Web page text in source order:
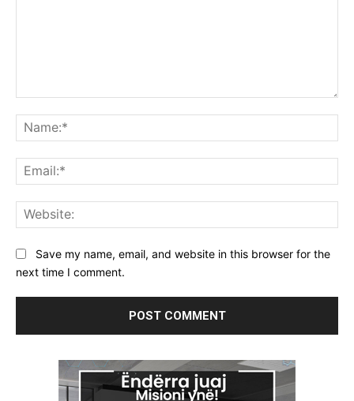
Save my name, email, and website in this browser for the
next time I comment.